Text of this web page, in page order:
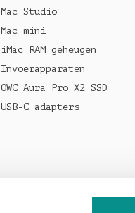
Mac Studio
Mac mini
iMac RAM geheugen
Invoerapparaten
OWC Aura Pro X2 SSD
USB-C adapters